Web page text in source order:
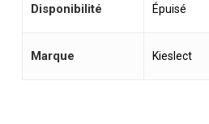
Disponibilité Épuisé
Marque Kieslect